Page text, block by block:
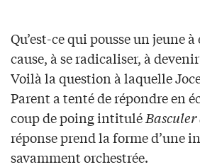
Qu’est-ce qui pousse un jeune
cause, à se radicaliser, à
Voilà la question à laquelle
Parent a tenté de répondre en
coup de poing intituléBasculer
réponse prend la forme d’une
savamment orchestrée.